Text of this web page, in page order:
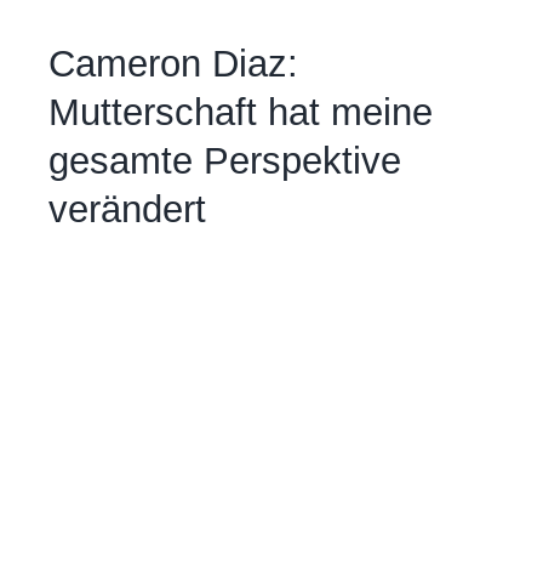
Cameron Diaz:
Mutterschaft hat meine
gesamte Perspektive
verändert